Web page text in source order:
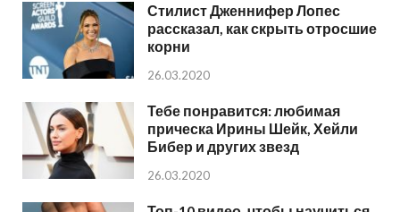
Стилист Дженнифер Лопес
рассказал, как скрыть отросшие
корни
26.03.2020
Тебе понравится: любимая
прическа Ирины Шейк, Хейли
Бибер и других звезд
26.03.2020